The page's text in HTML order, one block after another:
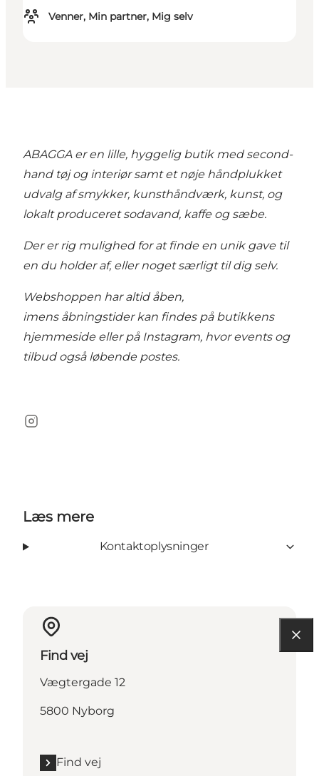
Venner, Min partner, Mig selv
ABAGGA er en lille, hyggelig butik med second-
hand tøj og interiør samt et nøje håndplukket
udvalg af smykker, kunsthåndværk, kunst, og
lokalt produceret sodavand, kaffe og sæbe.
Der er rig mulighed for at finde en unik gave til
en du holder af, eller noget særligt til dig selv.
Webshoppen har altid åben,
imens åbningstider kan findes på butikkens
hjemmeside eller på Instagram, hvor events og
tilbud også løbende postes.
Instagram
Læs mere
Kontaktoplysninger
Find vej
Vægtergade 12
5800 Nyborg
Find vej